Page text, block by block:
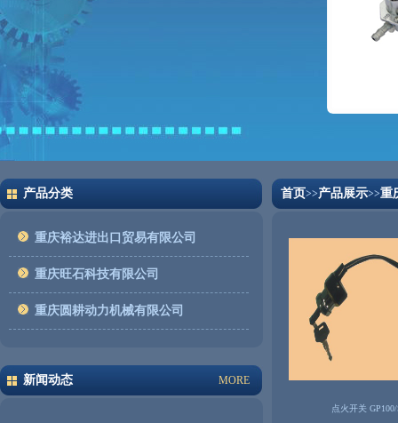
产品分类
重庆裕达进出口贸易有限公司
重庆旺石科技有限公司
重庆圆耕动力机械有限公司
新闻动态 MORE
首页>>产品展示>>重
点火开关